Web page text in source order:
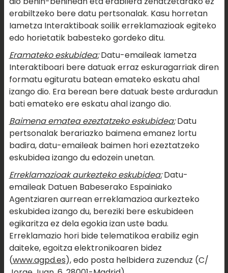
erabiltzeko bere datu pertsonalak. Kasu horretan
Iametza Interaktiboak soilik erreklamazioak egiteko
edo horietatik babesteko gordeko ditu.
Eramateko eskubidea:Datu-emaileak Iametza
Interaktiboari bere datuak erraz eskuragarriak diren
formatu egituratu batean emateko eskatu ahal
izango dio. Era berean bere datuak beste arduradun
bati emateko ere eskatu ahal izango dio.
Baimena ematea ezeztatzeko eskubidea:Datu
pertsonalak berariazko baimena emanez lortu
badira, datu-emaileak baimen hori ezeztatzeko
eskubidea izango du edozein unetan.
Erreklamazioak aurkezteko eskubidea:Datu-
emaileak Datuen Babeserako Espainiako
Agentziaren aurrean erreklamazioa aurkezteko
eskubidea izango du, bereziki bere eskubideen
egikaritza ez dela egokia izan uste badu.
Erreklamazio hori bide telematikoa erabiliz egin
daiteke, egoitza elektronikoaren bidez
(www.agpd.es), edo posta helbidera zuzenduz (C/